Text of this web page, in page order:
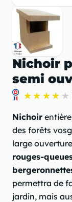
Nichoir
semi
Nichoir
des forêts
large
rouges-
permettra de
jardin, mais